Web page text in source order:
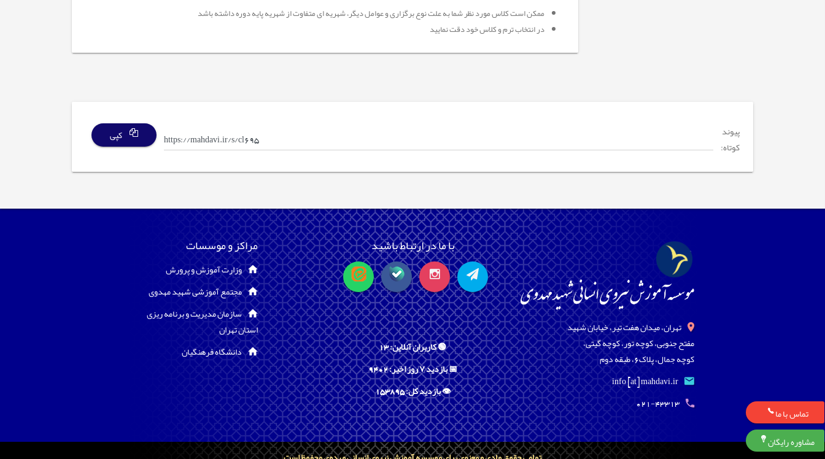
ممکن است کلاس مورد نظر شما به علت نوع برگزاری و عوامل دیگر، شهریه ای متفاوت از شهریه پایه دوره داشته باشد
در انتخاب ترم و کلاس خود دقت نمایید
پیوند
کوتاه:
کپی
تهران، میدان هفت تیر، خیابان شهید
مفتح جنوبی، کوچه تور، کوچه گیتی،
کوچه جمال، پلاک6، طبقه دوم
info [at] mahdavi.ir
021-43313
با ما در ارتباط باشید
🟢 کاربران آنلاین: 13
📅 بازدید ۷ روز اخیر: 9402
👁️ بازدید کل: 153895
مراکز و موسسات
وزارت آموزش و پرورش
مجتمع آموزشی شهید مهدوی
سازمان مدیریت و برنامه ریزی
استان تهران
دانشگاه فرهنگیان
تماس با ما
مشاوره رایگان